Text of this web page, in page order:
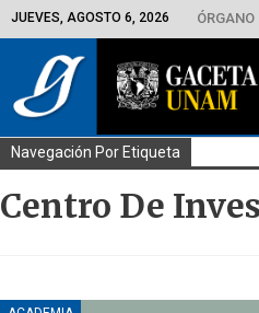
JUEVES, AGOSTO 6, 2026
Navegación Por Etiqueta
Centro De